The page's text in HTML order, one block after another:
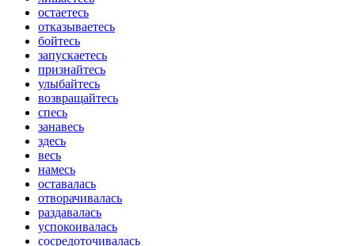
остаетесь
отказываетесь
бойтесь
запускаетесь
признайтесь
улыбайтесь
возвращайтесь
спесь
занавесь
здесь
весь
намесь
оставалась
отворачивалась
раздавалась
успокоивалась
сосредоточивалась